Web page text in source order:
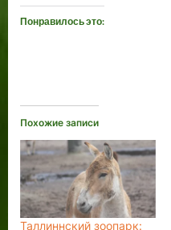
Понравилось это:
Похожие записи
Таллиннский зоопарк: